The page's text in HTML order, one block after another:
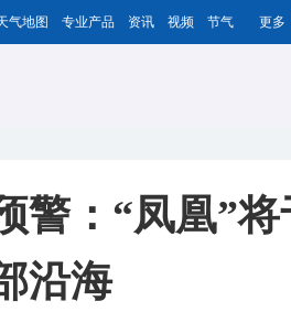
气地图 专业产品 资讯 视频 节气 更多
警：“凤凰”
沿海